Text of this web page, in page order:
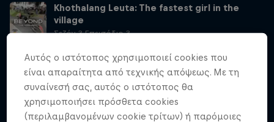
Khothalang Leuta: The fastest girl in the
village
Σεζόν 3 Επεισόδιο 3
As a girl growing up in Lesotho, Khothalang Leuta never imagined
she could become a bike racer – until a pump track was built in her
neighbourhood and a dream was born. Watch the Fastest Girl in the
Village on Red Bull TV, and discover more stories like this on
redbull.com/bike
Αυτός ο ιστότοπος χρησιμοποιεί cookies που
είναι απαραίτητα από τεχνικής απόψεως. Με τη
συναίνεσή σας, αυτός ο ιστότοπος θα
χρησιμοποιήσει πρόσθετα cookies
(περιλαμβανομένων cookie τρίτων) ή παρόμοιες